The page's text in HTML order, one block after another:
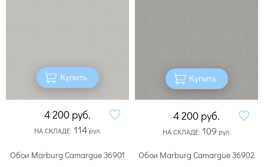
Купить
4 200 руб.
НА СКЛАДЕ: 114рул.
Купить
4 200 руб.
НА СКЛАДЕ: 109 рул.
Обои Marburg Camargue 36901
Обои Marburg Camargue 36902